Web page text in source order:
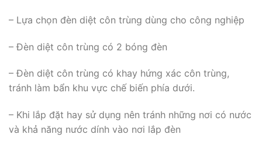
– Lựa chọn đèn diệt côn trùng dùng cho công nghiệp
– Đèn diệt côn trùng có 2 bóng đèn
– Đèn diệt côn trùng có khay hứng xác côn trùng,
tránh làm bẩn khu vực chế biến phía dưới.
– Khi lắp đặt hay sử dụng nên tránh những nơi có nước
và khả năng nước dính vào nơi lắp đèn